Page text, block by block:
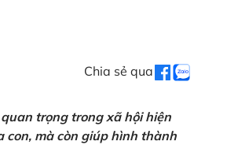
Chia sẻ qua
trọng trong xã hội hiện
con, mà còn giúp hình thành